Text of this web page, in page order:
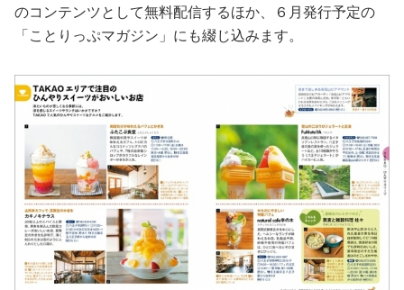
のコンテンツとして無料配信するほか、６月発行予定の
「ことりっぷマガジン」にも綴じ込みます。